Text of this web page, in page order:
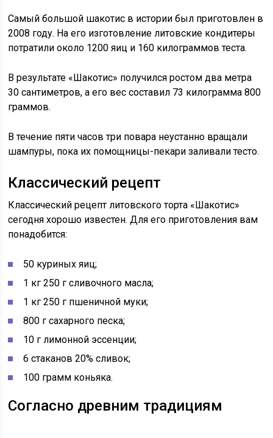
Самый большой шакотис в истории был приготовлен в
2008 году. На его изготовление литовские кондитеры
потратили около 1200 яиц и 160 килограммов теста.
В результате «Шакотис» получился ростом два метра
30 сантиметров, а его вес составил 73 килограмма 800
граммов.
В течение пяти часов три повара неустанно вращали
шампуры, пока их помощницы-пекари заливали тесто.
Классический рецепт
Классический рецепт литовского торта «Шакотис»
сегодня хорошо известен. Для его приготовления вам
понадобится:
50 куриных яиц;
1 кг 250 г сливочного масла;
1 кг 250 г пшеничной муки;
800 г сахарного песка;
10 г лимонной эссенции;
6 стаканов 20% сливок;
100 грамм коньяка.
Согласно древним традициям